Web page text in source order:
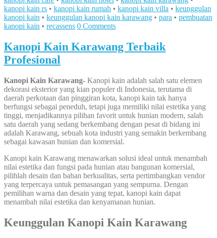
kanopi kain rs • kanopi kain rumah • kanopi kain villa • keunggulan
kanopi kain • keunggulan kanopi kain karawang • para • pembuatan
kanopi kain • recassens 0 Comments
Kanopi Kain Karawang Terbaik
Profesional
Kanopi Kain Karawang- Kanopi kain adalah salah satu elemen
dekorasi eksterior yang kian populer di Indonesia, terutama di
daerah perkotaan dan pinggiran kota, kanopi kain tak hanya
berfungsi sebagai peneduh, tetapi juga memiliki nilai estetika yang
tinggi, menjadikannya pilihan favorit untuk hunian modern, salah
satu daerah yang sedang berkembang dengan pesat di bidang ini
adalah Karawang, sebuah kota industri yang semakin berkembang
sebagai kawasan hunian dan komersial.
Kanopi kain Karawang menawarkan solusi ideal untuk menambah
nilai estetika dan fungsi pada hunian atau bangunan komersial,
pilihlah desain dan bahan berkualitas, serta pertimbangkan vendor
yang terpercaya untuk pemasangan yang sempurna. Dengan
pemilihan warna dan desain yang tepat, kanopi kain dapat
menambah nilai estetika dan kenyamanan hunian.
Keunggulan Kanopi Kain Karawang